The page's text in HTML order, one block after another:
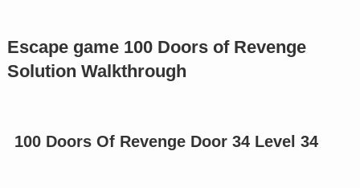
Escape game 100 Doors of Revenge
Solution Walkthrough
100 Doors Of Revenge Door 34 Level 34